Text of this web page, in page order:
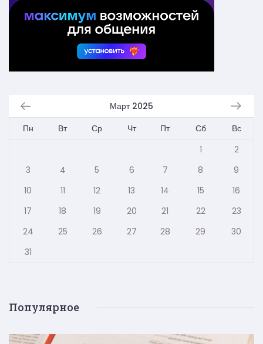
Март 2025
Пн
Вт Ср Чт Пт Сб
Вс
1
2
3
4 5 6 7 8
9
10
11 12 13 14 15
16
17
18 19 20 21 22
23
24
25 26 27 28 29
30
31
Популярное